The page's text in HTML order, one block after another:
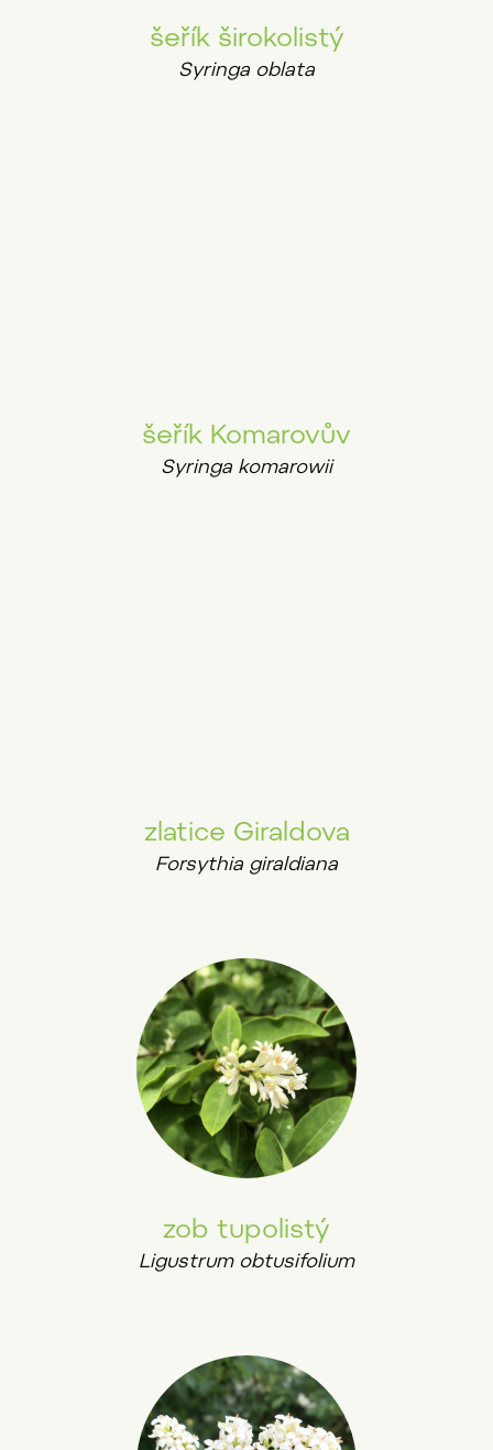
šeřík širokolistý
Syringa oblata
šeřík Komarovův
Syringa komarowii
zlatice Giraldova
Forsythia giraldiana
zob tupolistý
Ligustrum obtusifolium